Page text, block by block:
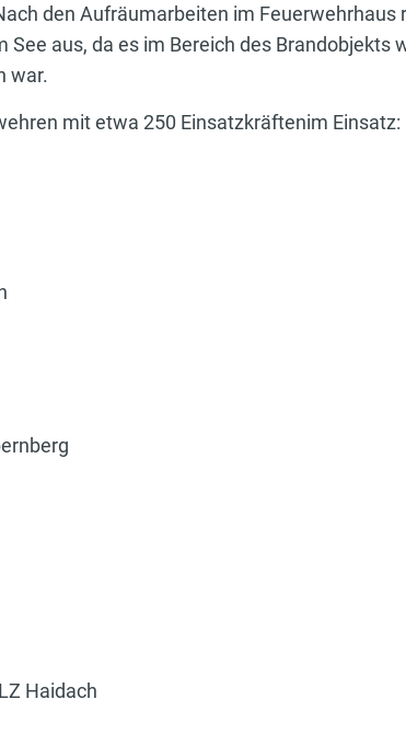
den Aufräumarbeiten im
See aus, da es im Bereich des Brandobjekts
war.
mit etwa 250 Einsatzkräftenim Einsatz:
Haidach